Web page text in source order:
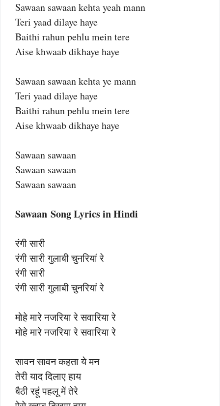
Sawaan sawaan kehta yeah mann
Teri yaad dilaye haye
Baithi rahun pehlu mein tere
Aise khwaab dikhaye haye
Sawaan sawaan kehta ye mann
Teri yaad dilaye haye
Baithi rahun pehlu mein tere
Aise khwaab dikhaye haye
Sawaan sawaan
Sawaan sawaan
Sawaan sawaan
Sawaan Song Lyrics in Hindi
रंगी सारी
रंगी सारी गुलाबी चुनरियां रे
रंगी सारी
रंगी सारी गुलाबी चुनरियां रे
मोहे मारे नजरिया रे सवारिया रे
मोहे मारे नजरिया रे सवारिया रे
सावन सावन कहता ये मन
तेरी याद दिलाए हाय
बैठी रहूं पहलू में तेरे